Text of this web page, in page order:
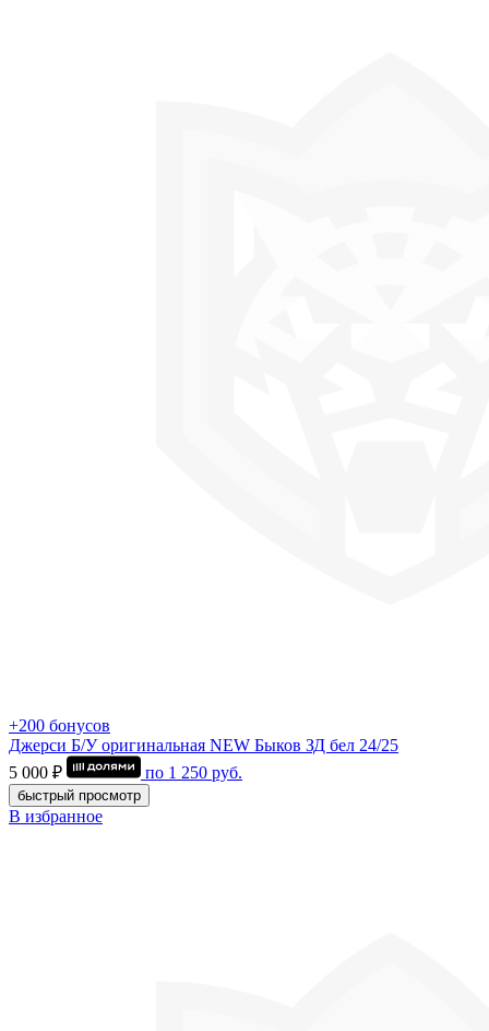
+200 бонусов
Джерси Б/У оригинальная NEW Быков ЗД бел 24/25
5 000 ₽
по 1 250 руб.
быстрый просмотр
В избранное